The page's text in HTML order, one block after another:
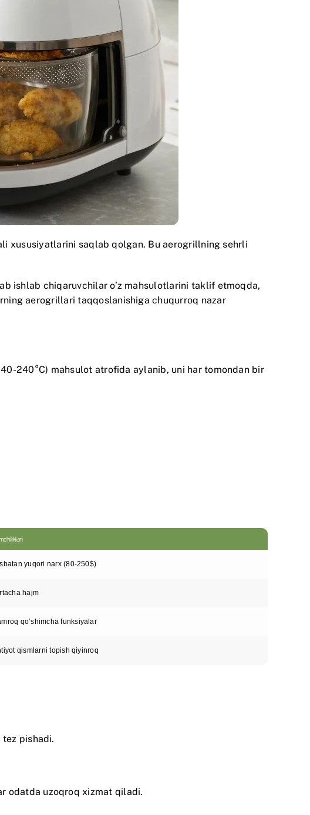
xususiyatlarini saqlab qolgan. Bu aerogrillning sehrli
ishlab chiqaruvchilar o’z mahsulotlarini taklif etmoqda,
aerogrillari taqqoslanishiga chuqurroq nazar
240°C) mahsulot atrofida aylanib, uni har tomondan bir
yuqori narx (80-250$)
hajm
qo’shimcha funksiyalar
qismlarni topish qiyinroq
pishadi.
odatda uzoqroq xizmat qiladi.